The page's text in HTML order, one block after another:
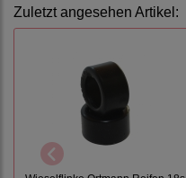
Zuletzt angesehen Artikel: